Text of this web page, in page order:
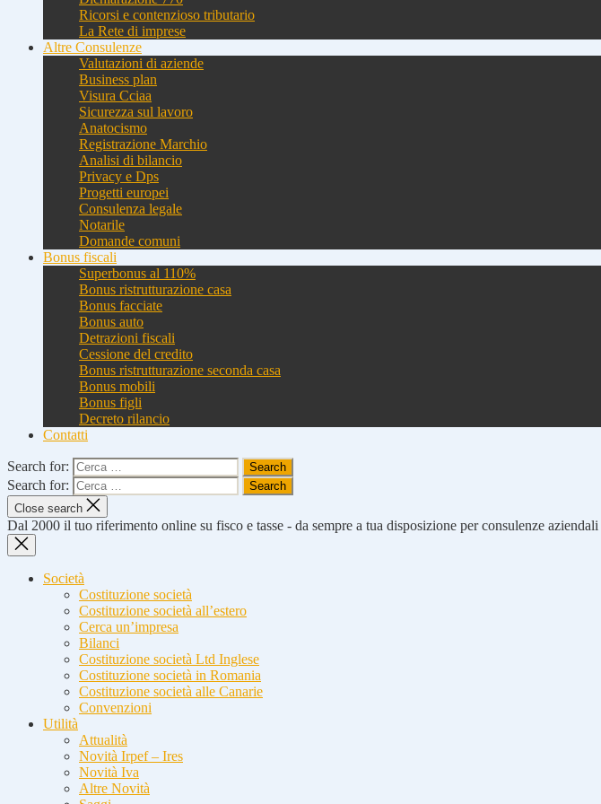
Ricorsi e contenzioso tributario
La Rete di imprese
Altre Consulenze
Valutazioni di aziende
Business plan
Visura Cciaa
Sicurezza sul lavoro
Anatocismo
Registrazione Marchio
Analisi di bilancio
Privacy e Dps
Progetti europei
Consulenza legale
Notarile
Domande comuni
Bonus fiscali
Superbonus al 110%
Bonus ristrutturazione casa
Bonus facciate
Bonus auto
Detrazioni fiscali
Cessione del credito
Bonus ristrutturazione seconda casa
Bonus mobili
Bonus figli
Decreto rilancio
Contatti
Search for:
Search for:
Close search
Dal 2000 il tuo riferimento online su fisco e tasse - da sempre a tua disposizione per consulenze aziendali
Società
Costituzione società
Costituzione società all’estero
Cerca un’impresa
Bilanci
Costituzione società Ltd Inglese
Costituzione società in Romania
Costituzione società alle Canarie
Convenzioni
Utilità
Attualità
Novità Irpef – Ires
Novità Iva
Altre Novità